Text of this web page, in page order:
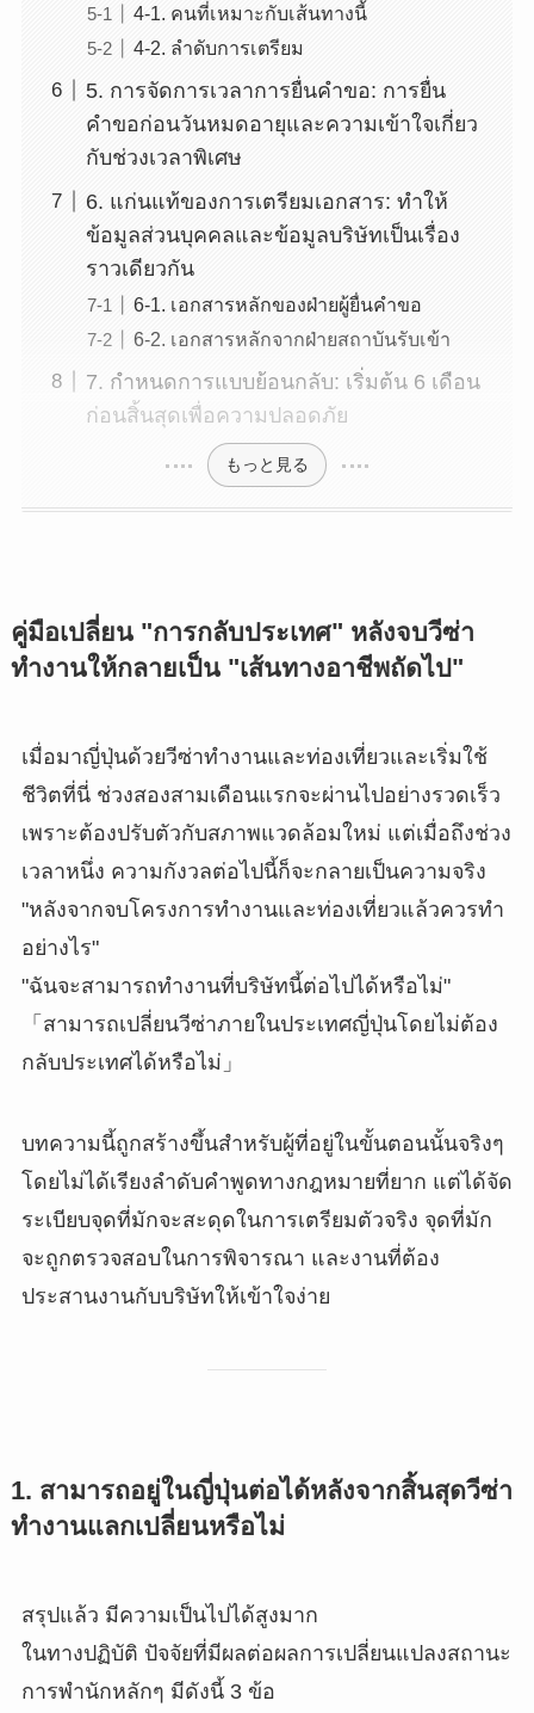
4-1. คนที่เหมาะกับเส้นทางนี้
4-2. ลำดับการเตรียม
5. การจัดการเวลาการยื่นคำขอ: การยื่น
คำขอก่อนวันหมดอายุและความเข้าใจเกี่ยว
กับช่วงเวลาพิเศษ
6. แก่นแท้ของการเตรียมเอกสาร: ทำให้
ข้อมูลส่วนบุคคลและข้อมูลบริษัทเป็นเรื่อง
ราวเดียวกัน
6-1. เอกสารหลักของฝ่ายผู้ยื่นคำขอ
6-2. เอกสารหลักจากฝ่ายสถาบันรับเข้า
7. กำหนดการแบบย้อนกลับ: เริ่มต้น 6 เดือน
ก่อนสิ้นสุดเพื่อความปลอดภัย
もっと見る
คู่มือเปลี่ยน "การกลับประเทศ" หลังจบวีซ่า
ทำงานให้กลายเป็น "เส้นทางอาชีพถัดไป"
เมื่อมาญี่ปุ่นด้วยวีซ่าทำงานและท่องเที่ยวและเริ่มใช้
ชีวิตที่นี่ ช่วงสองสามเดือนแรกจะผ่านไปอย่างรวดเร็ว
เพราะต้องปรับตัวกับสภาพแวดล้อมใหม่ แต่เมื่อถึงช่วง
เวลาหนึ่ง ความกังวลต่อไปนี้ก็จะกลายเป็นความจริง
"หลังจากจบโครงการทำงานและท่องเที่ยวแล้วควรทำ
อย่างไร"
"ฉันจะสามารถทำงานที่บริษัทนี้ต่อไปได้หรือไม่"
「สามารถเปลี่ยนวีซ่าภายในประเทศญี่ปุ่นโดยไม่ต้อง
กลับประเทศได้หรือไม่」
บทความนี้ถูกสร้างขึ้นสำหรับผู้ที่อยู่ในขั้นตอนนั้นจริงๆ
โดยไม่ได้เรียงลำดับคำพูดทางกฎหมายที่ยาก แต่ได้จัด
ระเบียบจุดที่มักจะสะดุดในการเตรียมตัวจริง จุดที่มัก
จะถูกตรวจสอบในการพิจารณา และงานที่ต้อง
ประสานงานกับบริษัทให้เข้าใจง่าย
1. สามารถอยู่ในญี่ปุ่นต่อได้หลังจากสิ้นสุดวีซ่า
ทำงานแลกเปลี่ยนหรือไม่
สรุปแล้ว มีความเป็นไปได้สูงมาก
ในทางปฏิบัติ ปัจจัยที่มีผลต่อผลการเปลี่ยนแปลงสถานะ
การพำนักหลักๆ มีดังนี้ 3 ข้อ